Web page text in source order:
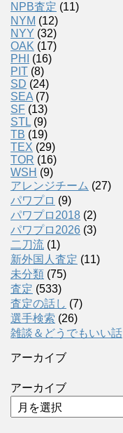
NPB査定 (11)
NYM (12)
NYY (32)
OAK (17)
PHI
(16)
PIT (8)
SD (24)
SEA (7)
SF (13)
STL (9)
TB (19)
TEX (29)
TOR (16)
WSH (9)
アレンジチーム (27)
パワプロ (9)
パワプロ2018 (2)
パワプロ2026 (3)
二刀流 (1)
新外国人査定 (11)
未分類 (75)
査定 (533)
査定の話し (7)
選手検索 (26)
雑談＆どうでもいい話
アーカイブ
アーカイブ